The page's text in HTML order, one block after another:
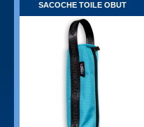
SACOCHE TOILE OBUT